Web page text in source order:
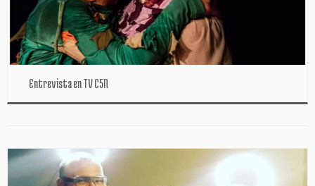
Entrevista en TV C5N